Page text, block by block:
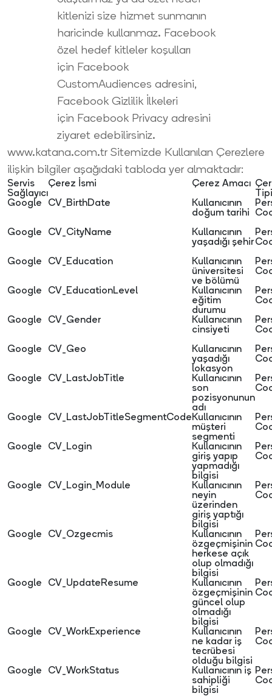
kitlenizi size hizmet sunmanın
haricinde kullanmaz. Facebook
özel hedef kitleler koşulları
için Facebook
CustomAudiences adresini,
Facebook Gizlilik İlkeleri
için Facebook Privacy adresini
ziyaret edebilirsiniz.
www.katana.com.tr Sitemizde Kullanılan Çerezlere
ilişkin bilgiler aşağıdaki tabloda yer almaktadır:
Servis
Sağlayıcı
Çerez İsmi Çerez Amacı
Tipi
Google
CV_BirthDate
Kullanıcının
doğum tarihi
Google
CV_CityName
Kullanıcının
yaşadığı şehir
Google
CV_Education
Kullanıcının
üniversitesi
ve bölümü
Google
CV_EducationLevel
Kullanıcının
eğitim
durumu
Google
CV_Gender
Kullanıcının
cinsiyeti
Google
CV_Geo
Kullanıcının
yaşadığı
lokasyon
Google
CV_LastJobTitle
Kullanıcının
son
pozisyonunun
adı
Google CV_LastJobTitleSegmentCodeKullanıcının
müşteri
segmenti
Google
CV_Login
Kullanıcının
giriş yapıp
yapmadığı
bilgisi
Google CV_Login_Module
Kullanıcının
neyin
üzerinden
giriş yaptığı
bilgisi
Google CV_Ozgecmis
Kullanıcının
özgeçmişinin
herkese açık
olup olmadığı
bilgisi
Google CV_UpdateResume
Kullanıcının
özgeçmişinin
güncel olup
olmadığı
bilgisi
Google CV_WorkExperience
Kullanıcının
ne kadar iş
tecrübesi
olduğu bilgisi
Google CV_WorkStatus
Kullanıcının iş
sahipliği
bilgisi